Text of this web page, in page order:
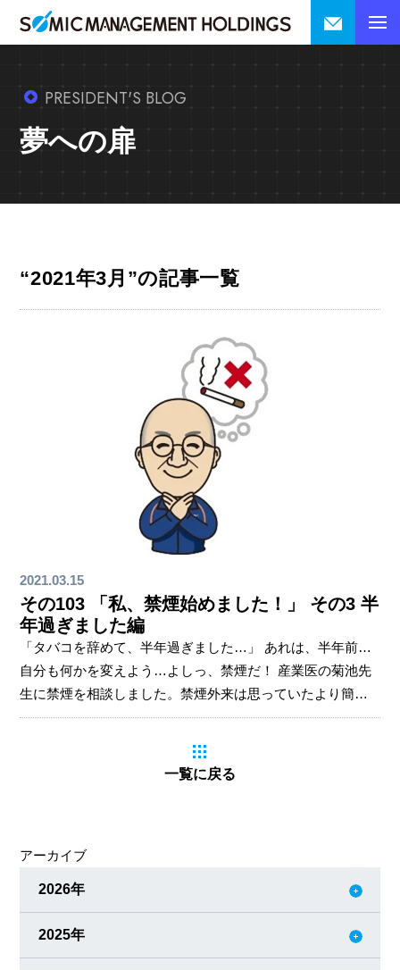
PRESIDENT'S BLOG
夢への扉
“2021年3月”の記事一覧
2021.03.15
その103 「私、禁煙始めました！」 その3 半
年過ぎました編
「タバコを辞めて、半年過ぎました…」 あれは、半年前…
自分も何かを変えよう…よしっ、禁煙だ！ 産業医の菊池先
生に禁煙を相談しました。禁煙外来は思っていたより簡単
でした！ 健康に関心を持つようになった 体の調子が良くな
一覧に戻る
アーカイブ
2026年
2025年